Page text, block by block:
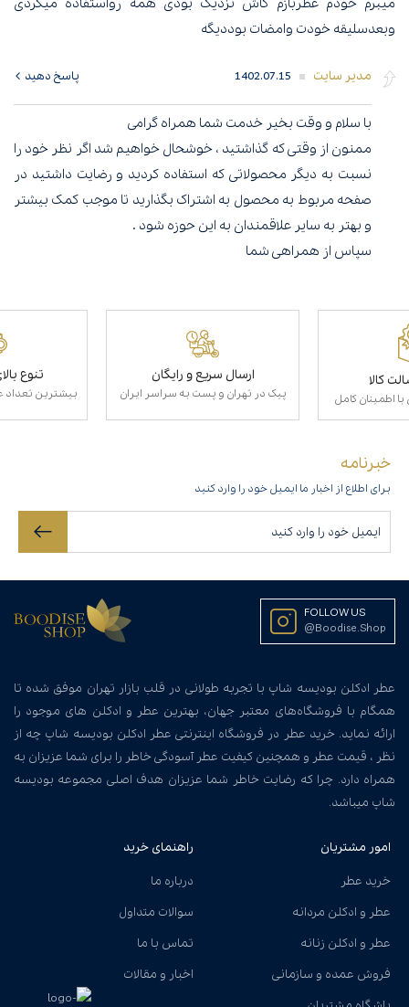
میبرم خودم عطربازم کاش نزدیک بودی همه رواستفاده میکردی
وبعدسلیقه خودت وامضات بوددیگه
مدیر سایت 1402.07.15 پاسخ دهید
با سلام و وقت بخیر خدمت شما همراه گرامی
ممنون از وقتی که گذاشتید ، خوشحال خواهیم شد اگر نظر خود را
نسبت به دیگر محصولاتی که استفاده کردید و رضایت داشتید در
صفحه مربوط به محصول به اشتراک بگذارید تا موجب کمک بیشتر
و بهتر به سایر علاقمندان به این حوزه شود .
سپاس از همراهی شما
کالا
اطمینان کامل
ارسال سریع و رایگان
پیک در تهران و پست به سراسر ایران
تنوع
بیشترین تعداد
خبرنامه
برای اطلاع از اخبار ما ایمیل خود را وارد کنید
FOLLOW US
@Boodise.Shop
عطر ادکلن بودیسه شاپ با تجربه طولانی در قلب بازار تهران موفق شده تا
همگام با فروشگاه‌های معتبر جهان، بهترین عطر و ادکلن های موجود را
ارائه نماید. خرید عطر در فروشگاه اینترنتی عطر ادکلن بودیسه شاپ چه از
نظر ، قیمت عطر و همچنین کیفیت عطر آسودگی خاطر را برای شما عزیزان به
همراه دارد. چرا که رضایت خاطر شما عزیزان هدف اصلی مجموعه بودیسه
شاپ میباشد.
امور مشتریان
خرید عطر
عطر و ادکلن مردانه
عطر و ادکلن زنانه
فروش عمده و سازمانی
راهنمای خرید
درباره ما
سوالات متداول
تماس با ما
اخبار و مقالات